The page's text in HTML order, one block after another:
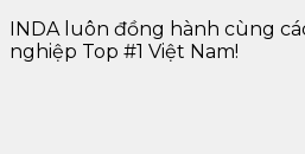
INDA luôn đồng hành cùng
nghiệp Top #1 Việt Nam!